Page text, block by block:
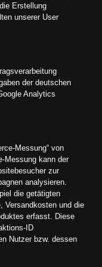
Erstellung
unserer User
der deutschen
Analytics
Messung“ von
Messung kann der
zur
analysieren.
die getätigten
Versandkosten und die
erfasst. Diese
ID
Nutzer bzw. dessen